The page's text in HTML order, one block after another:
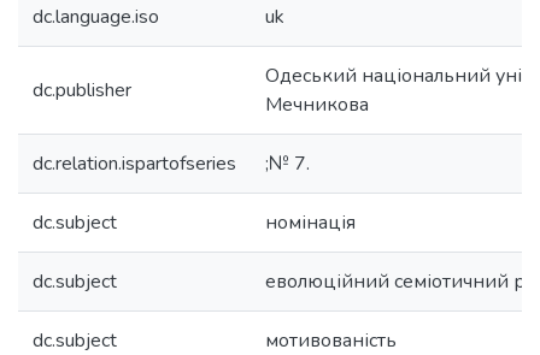
dc.language.iso uk
dc.publisher
Одеський національний
Мечникова
dc.relation.ispartofseries ;№ 7.
dc.subject номінація
dc.subject еволюційний семіотичний
dc.subject мотивованість